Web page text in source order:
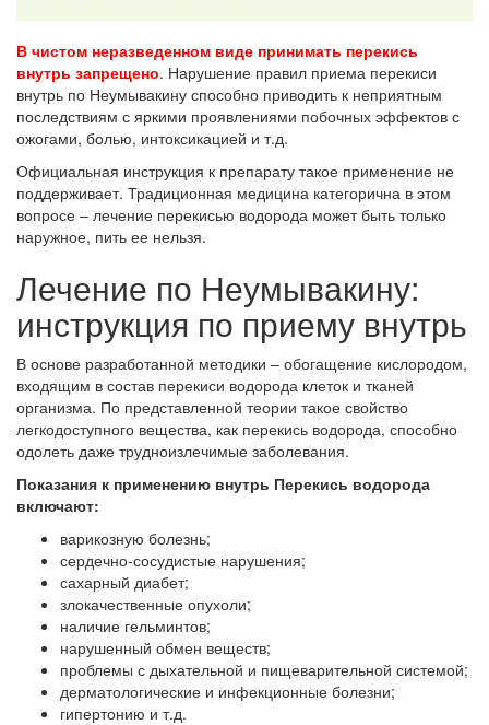
В чистом неразведенном виде принимать перекись
внутрь запрещено. Нарушение правил приема перекиси
внутрь по Неумывакину способно приводить к неприятным
последствиям с яркими проявлениями побочных эффектов с
ожогами, болью, интоксикацией и т.д.
Официальная инструкция к препарату такое применение не
поддерживает. Традиционная медицина категорична в этом
вопросе – лечение перекисью водорода может быть только
наружное, пить ее нельзя.
Лечение по Неумывакину:
инструкция по приему внутрь
В основе разработанной методики – обогащение кислородом,
входящим в состав перекиси водорода клеток и тканей
организма. По представленной теории такое свойство
легкодоступного вещества, как перекись водорода, способно
одолеть даже трудноизлечимые заболевания.
Показания к применению внутрь Перекись водорода
включают:
варикозную болезнь;
сердечно-сосудистые нарушения;
сахарный диабет;
злокачественные опухоли;
наличие гельминтов;
нарушенный обмен веществ;
проблемы с дыхательной и пищеварительной системой;
дерматологические и инфекционные болезни;
гипертонию и т.д.